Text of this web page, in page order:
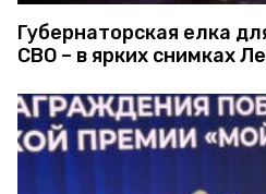
Губернаторская елка
СВО – в ярких снимках